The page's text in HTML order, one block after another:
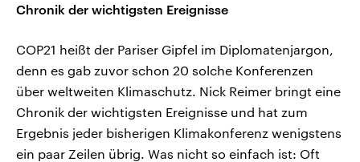
Chronik der wichtigsten Ereignisse
COP21 heißt der Pariser Gipfel im Diplomatenjargon,
denn es gab zuvor schon 20 solche Konferenzen
über weltweiten Klimaschutz. Nick Reimer bringt eine
Chronik der wichtigsten Ereignisse und hat zum
Ergebnis jeder bisherigen Klimakonferenz wenigstens
ein paar Zeilen übrig. Was nicht so einfach ist: Oft